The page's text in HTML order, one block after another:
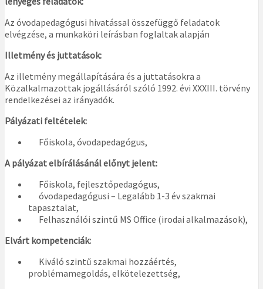
Az óvodapedagógusi hivatással összefüggő feladatok
elvégzése, a munkaköri leírásban foglaltak alapján
Illetmény és juttatások:
Az illetmény megállapítására és a juttatásokra a
Közalkalmazottak jogállásáról szóló 1992. évi XXXIII. törvény
rendelkezései az irányadók.
Pályázati feltételek:
Főiskola, óvodapedagógus,
A pályázat elbírálásánál előnyt jelent:
Főiskola, fejlesztőpedagógus,
óvodapedagógusi – Legalább 1-3 év szakmai
tapasztalat,
Felhasználói szintű MS Office (irodai alkalmazások),
Elvárt kompetenciák:
Kiváló szintű szakmai hozzáértés,
problémamegoldás, elkötelezettség,